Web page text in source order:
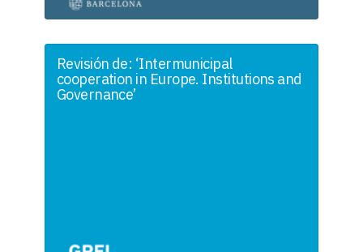
Revisión de: ‘Intermunicipal
cooperation in Europe. Institutions and
Governance’